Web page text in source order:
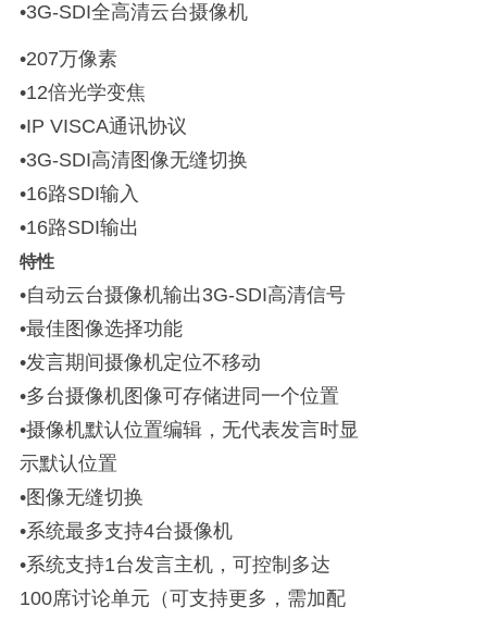
•3G-SDI全高清云台摄像机
•207万像素
•12倍光学变焦
•IP VISCA通讯协议
•3G-SDI高清图像无缝切换
•16路SDI输入
•16路SDI输出
特性
•自动云台摄像机输出3G-SDI高清信号
•最佳图像选择功能
•发言期间摄像机定位不移动
•多台摄像机图像可存储进同一个位置
•摄像机默认位置编辑，无代表发言时显
示默认位置
•图像无缝切换
•系统最多支持4台摄像机
•系统支持1台发言主机，可控制多达
100席讨论单元（可支持更多，需加配